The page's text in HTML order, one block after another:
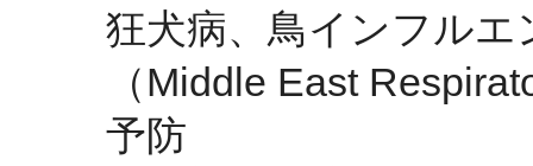
狂犬病、鳥インフルエ
（Middle East
予防